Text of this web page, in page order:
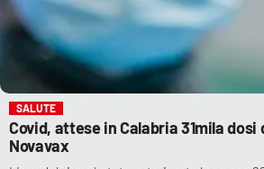
SALUTE
Covid, attese in Calabria 31mila dosi
Novavax